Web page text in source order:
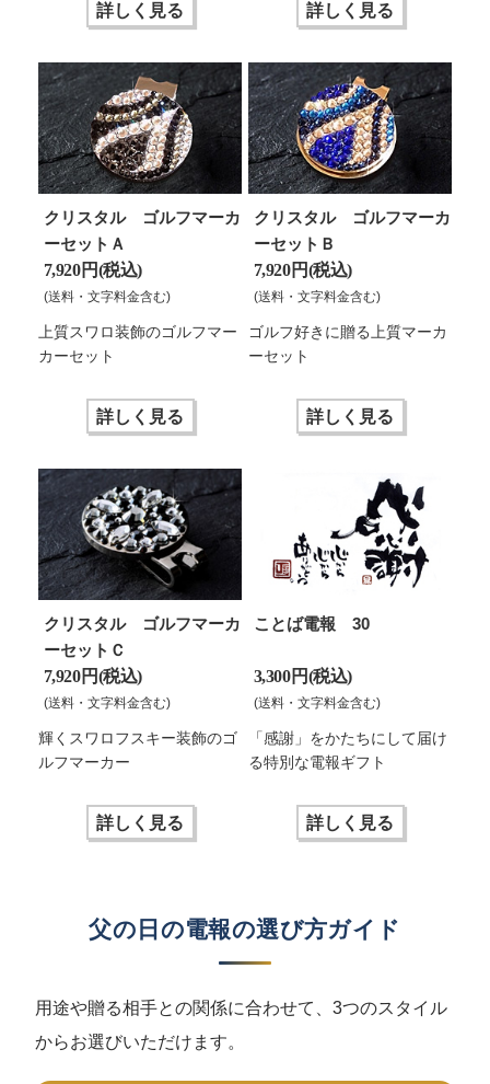
詳しく見る 詳しく見る
クリスタル ゴルフマーカ
ーセットＡ
7,920 円(税込)
(送料・文字料金含む)
上質スワロ装飾のゴルフマー
カーセット
詳しく見る
クリスタル ゴルフマーカ
ーセットＢ
7,920 円(税込)
(送料・文字料金含む)
ゴルフ好きに贈る上質マーカ
ーセット
詳しく見る
クリスタル ゴルフマーカ
ーセットＣ
7,920 円(税込)
(送料・文字料金含む)
輝くスワロフスキー装飾のゴ
ルフマーカー
詳しく見る
ことば電報 30
3,300 円(税込)
(送料・文字料金含む)
「感謝」をかたちにして届け
る特別な電報ギフト
詳しく見る
父の日の電報の選び方ガイド
用途や贈る相手との関係に合わせて、3つのスタイル
からお選びいただけます。